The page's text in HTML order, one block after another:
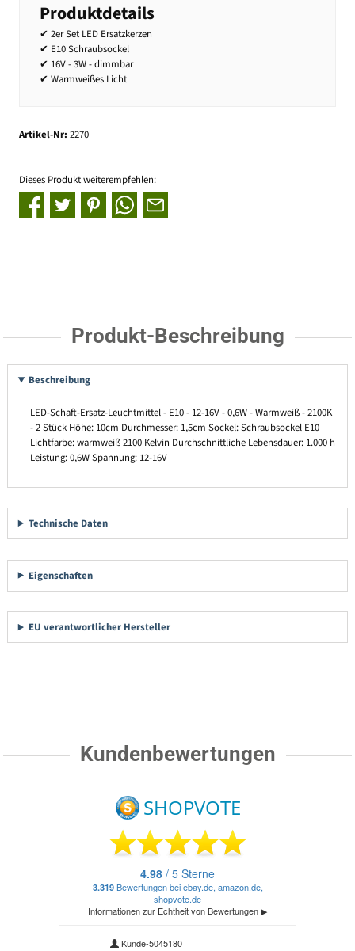
Produktdetails
✔ 2er Set LED Ersatzkerzen
✔ E10 Schraubsockel
✔ 16V - 3W - dimmbar
✔ Warmweißes Licht
Artikel-Nr: 2270
Dieses Produkt weiterempfehlen:
Produkt-Beschreibung
Beschreibung
LED-Schaft-Ersatz-Leuchtmittel - E10 - 12-16V - 0,6W - Warmweiß - 2100K
- 2 Stück Höhe: 10cm Durchmesser: 1,5cm Sockel: Schraubsockel E10
Lichtfarbe: warmweiß 2100 Kelvin Durchschnittliche Lebensdauer: 1.000 h
Leistung: 0,6W Spannung: 12-16V
Technische Daten
Eigenschaften
EU verantwortlicher Hersteller
Kundenbewertungen